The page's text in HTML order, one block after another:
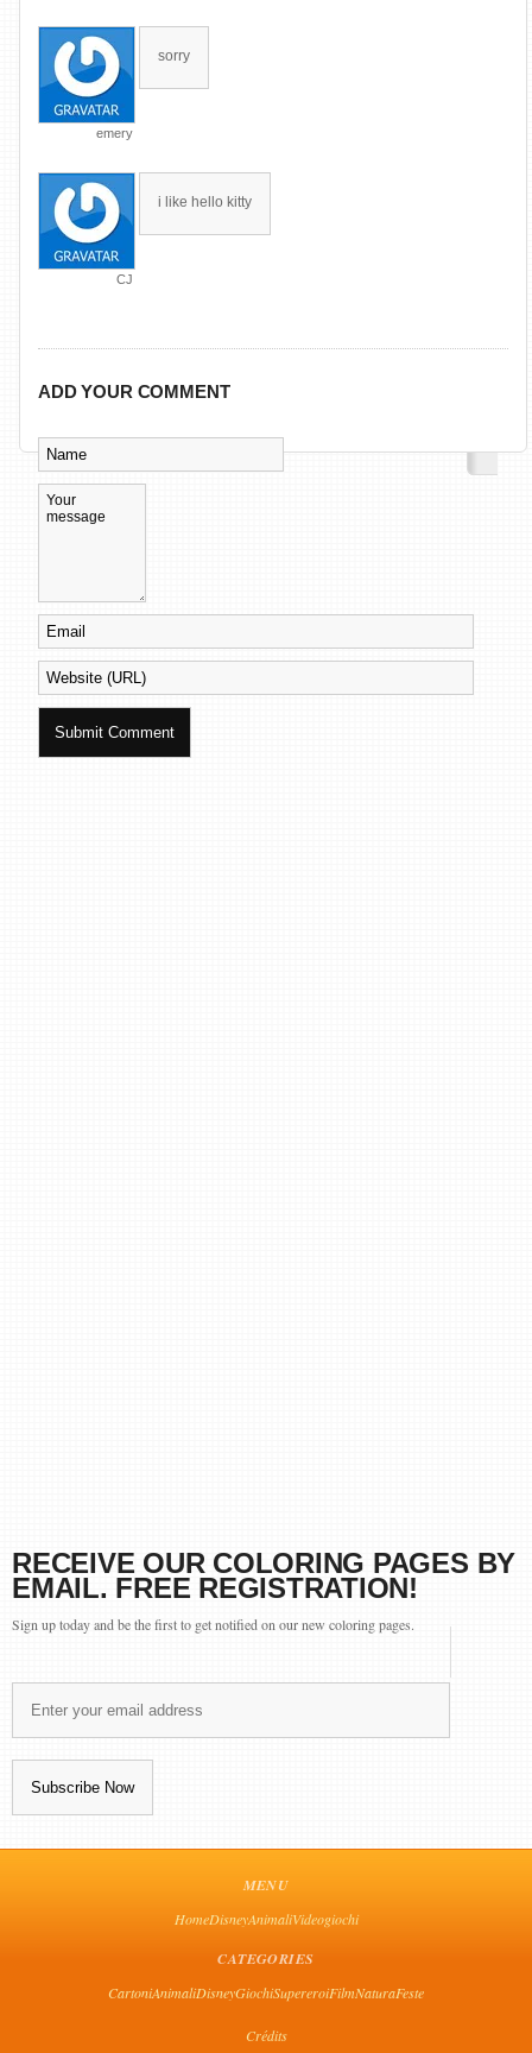
emery
sorry
CJ
i like hello kitty
ADD YOUR COMMENT
RECEIVE OUR COLORING PAGES BY
EMAIL. FREE REGISTRATION!
Sign up today and be the first to get notified on our new coloring pages.
MENU
HomeDisneyAnimaliVideogiochi
CATEGORIES
CartoniAnimaliDisneyGiochiSupereroiFilmNaturaFeste
Crédits